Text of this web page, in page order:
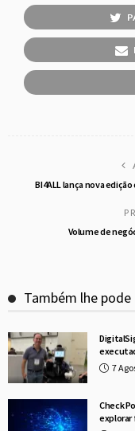
BI4ALL lança nova
Volume de
Também lhe
7
Check
explorar